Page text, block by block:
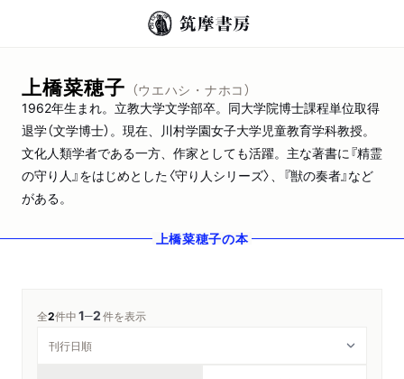
上橋菜穂子 （ウエハシ・ナホコ）
1962年生まれ。立教大学文学部卒。同大学院博士課程単位取得
退学（文学博士）。現在、川村学園女子大学児童教育学科教授。
文化人類学者である一方、作家としても活躍。主な著書に『精霊
の守り人』をはじめとした〈守り人シリーズ〉、『獣の奏者』など
がある。
上橋菜穂子の本
全2件中1─2件を表示